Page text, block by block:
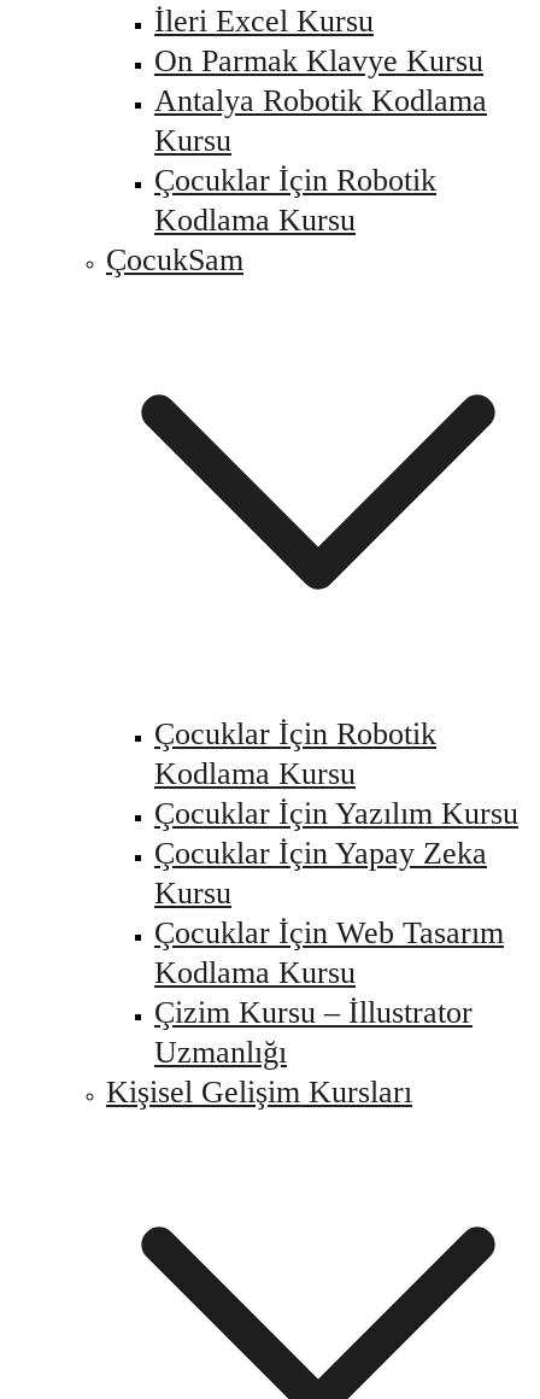
İleri Excel Kursu
On Parmak Klavye Kursu
Antalya Robotik Kodlama
Kursu
Çocuklar İçin Robotik
Kodlama Kursu
ÇocukSam
Çocuklar İçin Robotik
Kodlama Kursu
Çocuklar İçin Yazılım Kursu
Çocuklar İçin Yapay Zeka
Kursu
Çocuklar İçin Web Tasarım
Kodlama Kursu
Çizim Kursu – İllustrator
Uzmanlığı
Kişisel Gelişim Kursları